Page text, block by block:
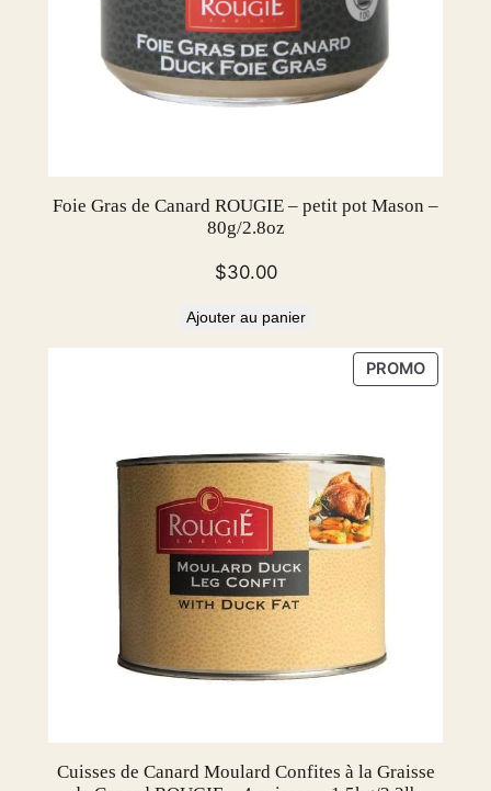
Foie Gras de Canard ROUGIE – petit pot Mason –
80g/2.8oz
$30.00
Ajouter au panier
PROMO
EN
Cuisses de Canard Moulard Confites à la Graisse